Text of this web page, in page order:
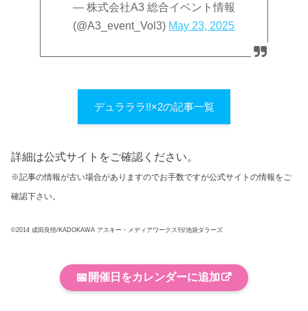
— 株式会社A3 総合イベント情報
(@A3_event_Vol3) May 23, 2025
デュラララ!!×2の記事一覧
詳細は公式サイトをご確認ください。
※記事の情報が古い場合がありますのでお手数ですが公式サイトの情報をご
確認下さい。
©2014 成田良悟/KADOKAWA アスキー・メディアワークス刊/池袋ダラーズ
📅 開催日をカレンダーに追加